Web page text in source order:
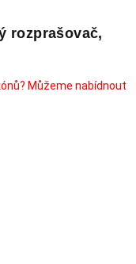
rozprašovač,
Můžeme nabídnout